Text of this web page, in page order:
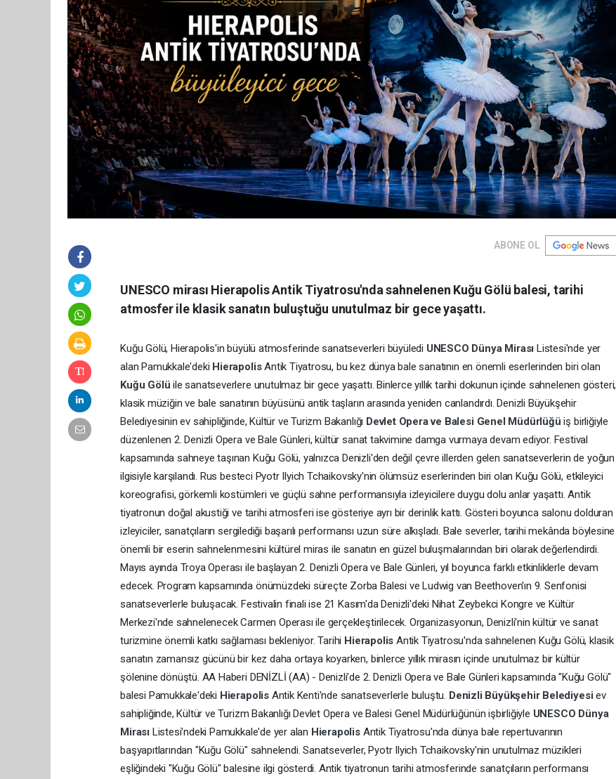
ABONE OL
UNESCO mirası Hierapolis Antik Tiyatrosu'nda sahnelenen Kuğu Gölü balesi, tarihi
atmosfer ile klasik sanatın buluştuğu unutulmaz bir gece yaşattı.
Kuğu Gölü, Hierapolis'in büyülü atmosferinde sanatseverleri büyüledi UNESCO Dünya Mirası Listesi'nde yer
alan Pamukkale'deki HierapolisAntik Tiyatrosu, bu kez dünya bale sanatının en önemli eserlerinden biri olan
Kuğu Gölüile sanatseverlere unutulmaz bir gece yaşattı. Binlerce yıllık tarihi dokunun içinde sahnelenen gösteri,
klasik müziğin ve bale sanatının büyüsünü antik taşların arasında yeniden canlandırdı. Denizli Büyükşehir
Belediyesinin ev sahipliğinde, Kültür ve Turizm Bakanlığı Devlet Opera ve Balesi Genel Müdürlüğüiş birliğiyle
düzenlenen 2. Denizli Opera ve Bale Günleri, kültür sanat takvimine damga vurmaya devam ediyor. Festival
kapsamında sahneye taşınan Kuğu Gölü, yalnızca Denizli'den değil çevre illerden gelen sanatseverlerin de yoğun
ilgisiyle karşılandı. Rus besteci Pyotr Ilyich Tchaikovsky'nin ölümsüz eserlerinden biri olan Kuğu Gölü, etkileyici
koreografisi, görkemli kostümleri ve güçlü sahne performansıyla izleyicilere duygu dolu anlar yaşattı. Antik
tiyatronun doğal akustiği ve tarihi atmosferi ise gösteriye ayrı bir derinlik kattı. Gösteri boyunca salonu dolduran
izleyiciler, sanatçıların sergilediği başarılı performansı uzun süre alkışladı. Bale severler, tarihi mekânda böylesine
önemli bir eserin sahnelenmesini kültürel miras ile sanatın en güzel buluşmalarından biri olarak değerlendirdi.
Mayıs ayında Troya Operası ile başlayan 2. Denizli Opera ve Bale Günleri, yıl boyunca farklı etkinliklerle devam
edecek. Program kapsamında önümüzdeki süreçte Zorba Balesi ve Ludwig van Beethoven'ın 9. Senfonisi
sanatseverlerle buluşacak. Festivalin finali ise 21 Kasım'da Denizli'deki Nihat Zeybekci Kongre ve Kültür
Merkezi'nde sahnelenecek Carmen Operası ile gerçekleştirilecek. Organizasyonun, Denizli'nin kültür ve sanat
turizmine önemli katkı sağlaması bekleniyor. Tarihi Hierapolis Antik Tiyatrosu'nda sahnelenen Kuğu Gölü, klasik
sanatın zamansız gücünü bir kez daha ortaya koyarken, binlerce yıllık mirasın içinde unutulmaz bir kültür
şölenine dönüştü. AA Haberi DENİZLİ (AA) - Denizli'de 2. Denizli Opera ve Bale Günleri kapsamında "Kuğu Gölü"
balesi Pamukkale'deki Hierapolis Antik Kenti'nde sanatseverlerle buluştu. Denizli Büyükşehir Belediyesiev
sahipliğinde, Kültür ve Turizm Bakanlığı Devlet Opera ve Balesi Genel Müdürlüğünün işbirliğiyle UNESCO Dünya
Mirası Listesi'ndeki Pamukkale'de yer alan Hierapolis Antik Tiyatrosu'nda dünya bale repertuvarının
başyapıtlarından "Kuğu Gölü" sahnelendi. Sanatseverler, Pyotr Ilyich Tchaikovsky'nin unutulmaz müzikleri
eşliğindeki "Kuğu Gölü" balesine ilgi gösterdi. Antik tiyatronun tarihi atmosferinde sanatçıların performansı